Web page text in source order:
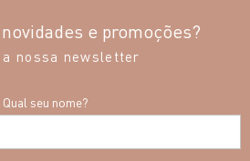
e promoções?
a nossa newsletter
Qual seu nome?